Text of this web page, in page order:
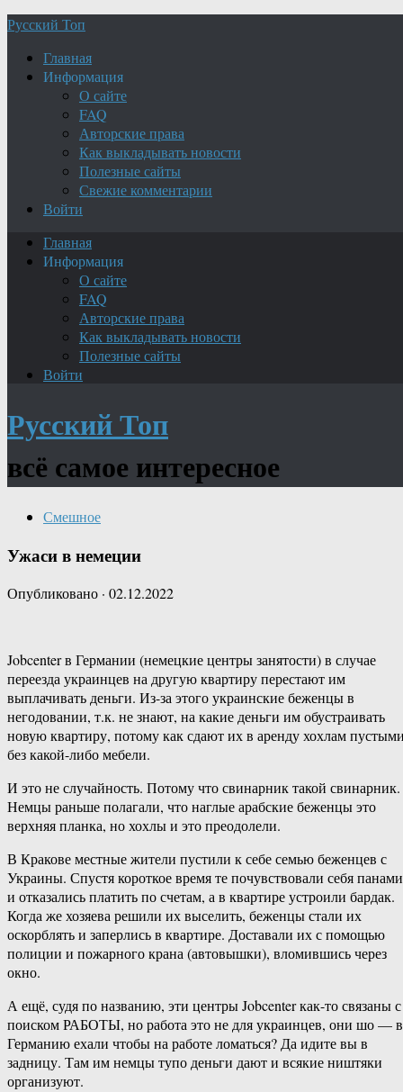
Русский Топ
Главная
Информация
О сайте
FAQ
Авторские права
Как выкладывать новости
Полезные сайты
Свежие комментарии
Войти
Главная
Информация
О сайте
FAQ
Авторские права
Как выкладывать новости
Полезные сайты
Войти
Русский Топ
всё самое интересное
Смешное
Ужаси в немеции
Опубликовано · 02.12.2022
Jobcenter в Германии (немецкие центры занятости) в случае
переезда украинцев на другую квартиру перестают им
выплачивать деньги. Из-за этого украинские беженцы в
негодовании, т.к. не знают, на какие деньги им обустраивать
новую квартиру, потому как сдают их в аренду хохлам
без какой-либо мебели.
И это не случайность. Потому что свинарник такой свинарник.
Немцы раньше полагали, что наглые арабские беженцы это
верхняя планка, но хохлы и это преодолели.
В Кракове местные жители пустили к себе семью беженцев с
Украины. Спустя короткое время те почувствовали себя панами
и отказались платить по счетам, а в квартире устроили бардак.
Когда же хозяева решили их выселить, беженцы стали их
оскорблять и заперлись в квартире. Доставали их с помощью
полиции и пожарного крана (автовышки), вломившись через
окно.
А ещё, судя по названию, эти центры Jobcenter как-то связаны с
поиском РАБОТЫ, но работа это не для украинцев, они шо — в
Германию ехали чтобы на работе ломаться? Да идите вы в
задницу. Там им немцы тупо деньги дают и всякие ништяки
организуют.